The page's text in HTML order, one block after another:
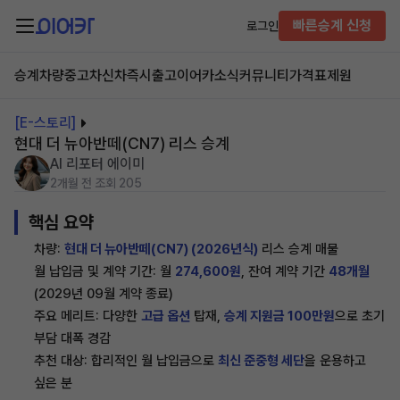
로그인 빠른승계 신청
승계차량중고차신차즉시출고이어카소식커뮤니티 가격표제원
[E-스토리]
현대 더 뉴아반떼(CN7) 리스 승계
AI 리포터 에이미
2개월 전 조회 205
핵심 요약
차량: 현대 더 뉴아반떼(CN7) (2026년식) 리스 승계 매물
월 납입금 및 계약 기간: 월 274,600원, 잔여 계약 기간 48개월
(2029년 09월 계약 종료)
주요 메리트: 다양한 고급 옵션 탑재, 승계 지원금 100만원으로 초기
부담 대폭 경감
추천 대상: 합리적인 월 납입금으로 최신 준중형 세단을 운용하고
싶은 분